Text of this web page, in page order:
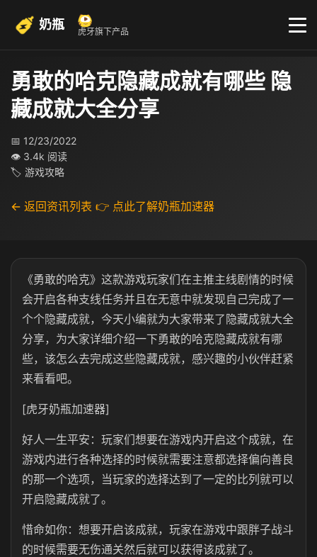
奶瓶 虎牙旗下产品
勇敢的哈克隐藏成就有哪些 隐
藏成就大全分享
📅 12/23/2022
👁 3.4k 阅读
🏷 游戏攻略
← 返回资讯列表 👉 点此了解奶瓶加速器
《勇敢的哈克》这款游戏玩家们在主推主线剧情的时候
会开启各种支线任务并且在无意中就发现自己完成了一
个个隐藏成就，今天小编就为大家带来了隐藏成就大全
分享，为大家详细介绍一下勇敢的哈克隐藏成就有哪
些，该怎么去完成这些隐藏成就，感兴趣的小伙伴赶紧
来看看吧。
[虎牙奶瓶加速器]
好人一生平安：玩家们想要在游戏内开启这个成就，在
游戏内进行各种选择的时候就需要注意都选择偏向善良
的那一个选项，当玩家的选择达到了一定的比列就可以
开启隐藏成就了。
惜命如你：想要开启该成就，玩家在游戏中跟胖子战斗
的时候需要无伤通关然后就可以获得该成就了。